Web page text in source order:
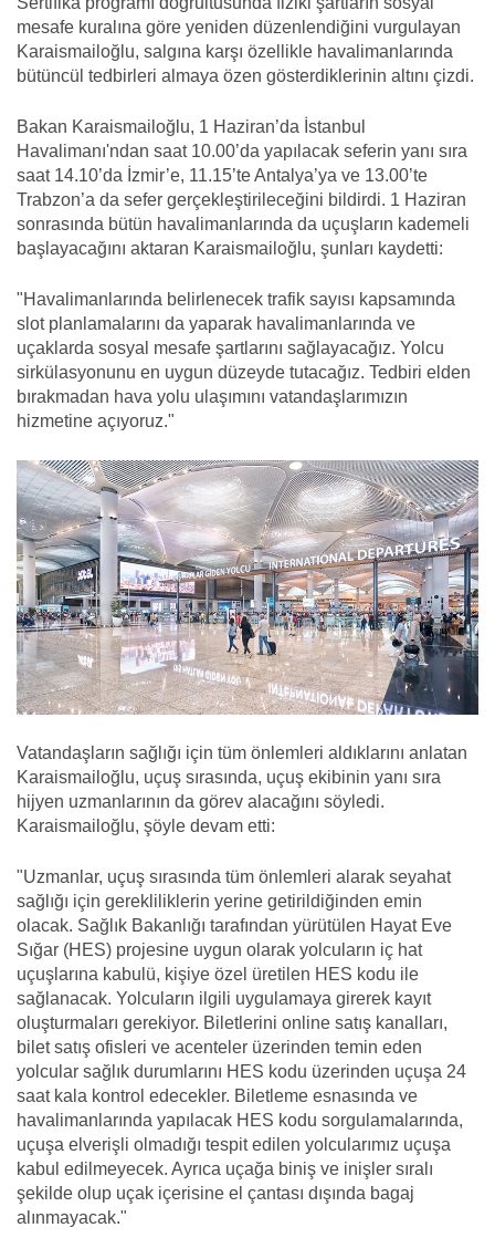
mesafe kuralına göre yeniden düzenlendiğini vurgulayan
Karaismailoğlu, salgına karşı özellikle havalimanlarında
bütüncül tedbirleri almaya özen gösterdiklerinin altını çizdi.
Bakan Karaismailoğlu, 1 Haziran’da İstanbul
Havalimanı'ndan saat 10.00’da yapılacak seferin yanı sıra
saat 14.10’da İzmir’e, 11.15’te Antalya’ya ve 13.00’te
Trabzon’a da sefer gerçekleştirileceğini bildirdi. 1 Haziran
sonrasında bütün havalimanlarında da uçuşların kademeli
başlayacağını aktaran Karaismailoğlu, şunları kaydetti:
"Havalimanlarında belirlenecek trafik sayısı kapsamında
slot planlamalarını da yaparak havalimanlarında ve
uçaklarda sosyal mesafe şartlarını sağlayacağız. Yolcu
sirkülasyonunu en uygun düzeyde tutacağız. Tedbiri elden
bırakmadan hava yolu ulaşımını vatandaşlarımızın
hizmetine açıyoruz."
Vatandaşların sağlığı için tüm önlemleri aldıklarını anlatan
Karaismailoğlu, uçuş sırasında, uçuş ekibinin yanı sıra
hijyen uzmanlarının da görev alacağını söyledi.
Karaismailoğlu, şöyle devam etti:
"Uzmanlar, uçuş sırasında tüm önlemleri alarak seyahat
sağlığı için gerekliliklerin yerine getirildiğinden emin
olacak. Sağlık Bakanlığı tarafından yürütülen Hayat Eve
Sığar (HES) projesine uygun olarak yolcuların iç hat
uçuşlarına kabulü, kişiye özel üretilen HES kodu ile
sağlanacak. Yolcuların ilgili uygulamaya girerek kayıt
oluşturmaları gerekiyor. Biletlerini online satış kanalları,
bilet satış ofisleri ve acenteler üzerinden temin eden
yolcular sağlık durumlarını HES kodu üzerinden uçuşa 24
saat kala kontrol edecekler. Biletleme esnasında ve
havalimanlarında yapılacak HES kodu sorgulamalarında,
uçuşa elverişli olmadığı tespit edilen yolcularımız uçuşa
kabul edilmeyecek. Ayrıca uçağa biniş ve inişler sıralı
şekilde olup uçak içerisine el çantası dışında bagaj
alınmayacak."